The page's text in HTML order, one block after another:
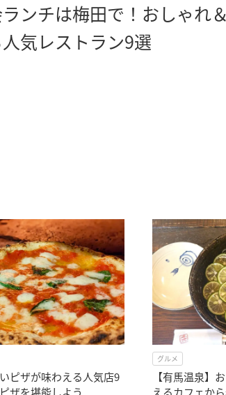
ンチは梅田で！おしゃれ
気レストラン9選
ピザが味わえる人気店9
ザを堪能しよう
グルメ
【有馬温泉】
えるカフェか